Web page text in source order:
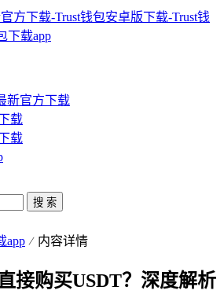
新官方下载
载
载
搜 索
app 内容详情
接购买USDT？深度解析